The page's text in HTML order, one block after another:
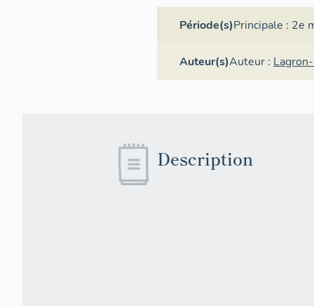
Période(s)Principale : 2e
Auteur(s)Auteur :
Description